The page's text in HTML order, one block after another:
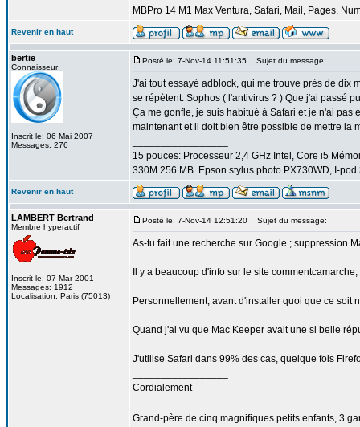
MBPro 14 M1 Max Ventura, Safari, Mail, Pages,
Revenir en haut
bertie
Connaisseur
Inscrit le: 06 Mai 2007
Messages: 276
Posté le: 7-Nov-14 11:51:35 Sujet du message:
J'ai tout essayé adblock, qui me trouve près de dix
se répètent. Sophos ( l'antivirus ? ) Que j'ai passé
Ça me gonfle, je suis habitué à Safari et je n'ai pas
maintenant et il doit bien être possible de mettre la
15 pouces: Processeur 2,4 GHz Intel, Core i5
330M 256 MB. Epson stylus photo PX730WD, I-
Revenir en haut
LAMBERT Bertrand
Membre hyperactif
Inscrit le: 07 Mar 2001
Messages: 1912
Localisation: Paris (75013)
Posté le: 7-Nov-14 12:51:20 Sujet du message:
As-tu fait une recherche sur Google ; suppression
Il y a beaucoup d'info sur le site
Personnellement, avant d'installer quoi que ce soit
Quand j'ai vu que Mac Keeper avait une si belle
J'utilise Safari dans 99% des cas, quelque fois
Cordialement
Grand-père de cinq magnifiques petits enfants, 3